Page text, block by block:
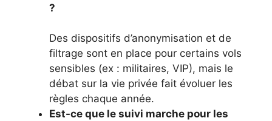
?
Des dispositifs d’anonymisation et de
filtrage sont en place pour certains vols
sensibles (ex : militaires, VIP), mais le
débat sur la vie privée fait évoluer les
règles chaque année.
Est-ce que le suivi marche pour les